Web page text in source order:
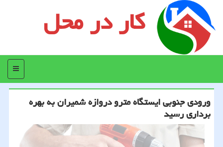
کار در محل
منو
ورودی جنوبی ایستگاه مترو دروازه شمیران به بهره
برداری رسید